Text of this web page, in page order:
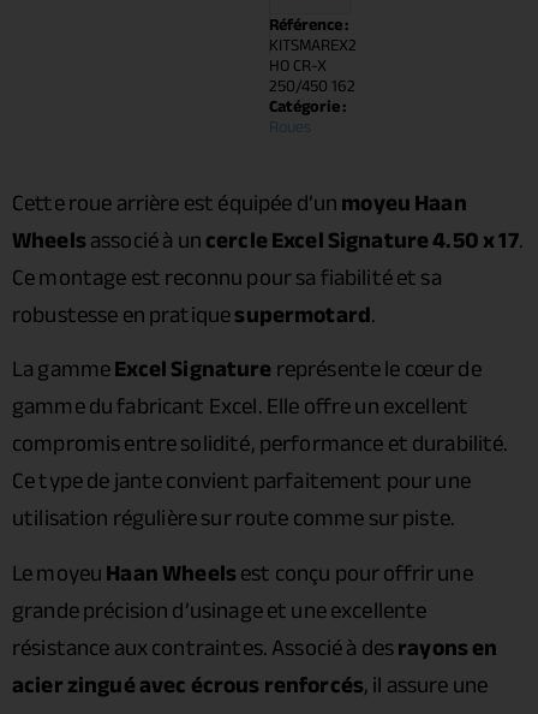
Référence :
KITSMAREX2
HO CR-X
250/450 162
Catégorie :
Roues
Cette roue arrière est équipée d’unmoyeu Haan
Wheelsassocié à uncercle Excel Signature 4.50 x 17.
Ce montage est reconnu pour sa fiabilité et sa
robustesse en pratiquesupermotard.
La gammeExcel Signaturereprésente le cœur de
gamme du fabricant Excel. Elle offre un excellent
compromis entre solidité, performance et durabilité.
Ce type de jante convient parfaitement pour une
utilisation régulière sur route comme sur piste.
Le moyeuHaan Wheelsest conçu pour offrir une
grande précision d’usinage et une excellente
résistance aux contraintes. Associé à desrayons en
acier zingué avec écrous renforcés, il assure une